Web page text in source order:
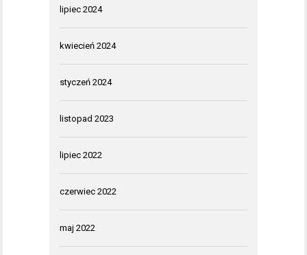
lipiec 2024
kwiecień 2024
styczeń 2024
listopad 2023
lipiec 2022
czerwiec 2022
maj 2022